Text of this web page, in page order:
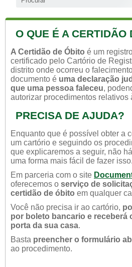
O QUE É A CERTIDÃO
A Certidão de Óbito é um
certificado pelo Cartório de
distrito onde ocorreu o
documento é uma declaração
que uma pessoa faleceu,
autorizar procedimentos relativos
PRECISA DE AJUDA?
Enquanto que é possível obter a
um cartório e seguindo os
que explicaremos a seguir, não
uma forma mais fácil de fazer isso.
Em parceria com o site
oferecemos o serviço de
certidão de óbito em qualquer
Você não precisa ir ao cartório,
por boleto bancario e receberá
porta da sua casa.
Basta preencher o formulário
ao procedimento.